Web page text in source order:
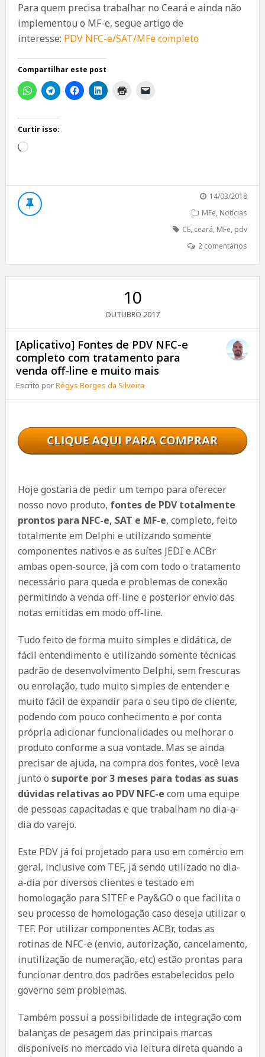
Para quem precisa trabalhar no Ceará e ainda não
implementou o MF-e, segue artigo de
interesse: PDV NFC-e/SAT/MFe completo
Compartilhar este post
Curtir isso:
Carregando...
14/03/2018
MFe, Notícias
CE, ceará, MFe, pdv
2 comentários
10
OUTUBRO 2017
[Aplicativo] Fontes de PDV NFC-e
completo com tratamento para
venda off-line e muito mais
Escrito porRégys Borges da Silveira
Hoje gostaria de pedir um tempo para oferecer
nosso novo produto, fontes de PDV totalmente
prontos para NFC-e, SAT e MF-e, completo, feito
totalmente em Delphi e utilizando somente
componentes nativos e as suítes JEDI e ACBr
ambas open-source, já com com todo o tratamento
necessário para queda e problemas de conexão
permitindo a venda off-line e posterior envio das
notas emitidas em modo off-line.
Tudo feito de forma muito simples e didática, de
fácil entendimento e utilizando somente técnicas
padrão de desenvolvimento Delphi, sem frescuras
ou enrolação, tudo muito simples de entender e
muito fácil de expandir para o seu tipo de cliente,
podendo com pouco conhecimento e por conta
própria adicionar funcionalidades ou melhorar o
produto conforme a sua vontade. Mas se ainda
precisar de ajuda, na compra dos fontes, você leva
junto o suporte por 3 meses para todas as suas
dúvidas relativas ao PDV NFC-e com uma equipe
de pessoas capacitadas e que trabalham no dia-a-
dia do varejo.
Este PDV já foi projetado para uso em comércio em
geral, inclusive com TEF, já sendo utilizado no dia-
a-dia por diversos clientes e testado em
homologação para SITEF e Pay&GO o que facilita o
seu processo de homologação caso deseja utilizar o
TEF. Por utilizar componentes ACBr, todas as
rotinas de NFC-e (envio, autorização, cancelamento,
inutilização de numeração, etc) estão prontas para
funcionar dentro dos padrões estabelecidos pelo
governo sem problemas.
Também possui a possibilidade de integração com
balanças de pesagem das principais marcas
disponíveis no mercado via leitura direta quando a